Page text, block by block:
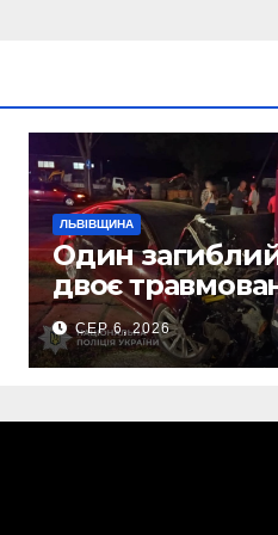
ЛЬВІВЩИНА
Один
двоє
внаслідок ДТП
Самбірщині
СЕР 6, 2026